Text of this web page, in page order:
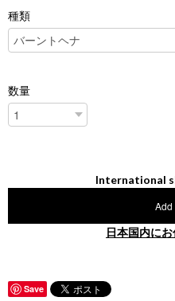
種類
数量
International
Add
日本国内に
Save